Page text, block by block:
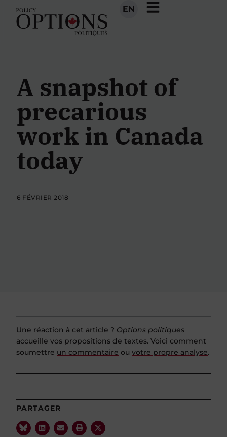
EN
A snapshot of
precarious
work in Canada
today
6 FÉVRIER 2018
Une réaction à cet article ? Options politiques
accueille vos propositions de textes. Voici comment
soumettre un commentaire ou votre propre analyse.
PARTAGER